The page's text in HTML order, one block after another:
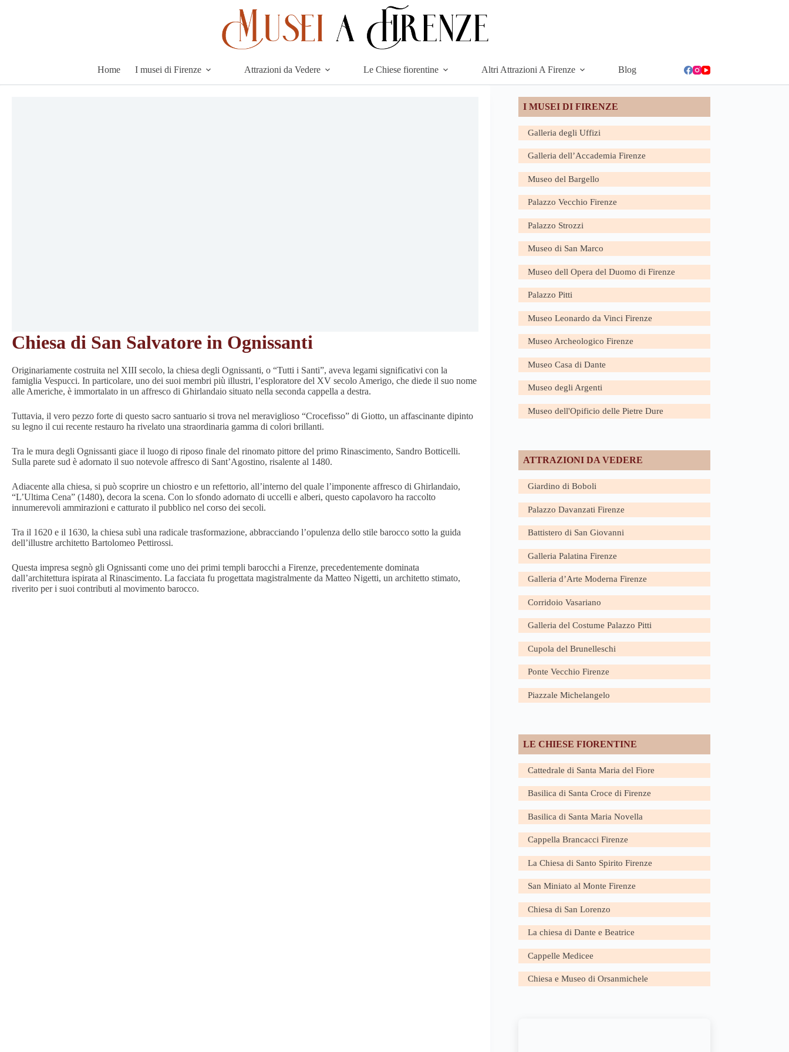
Home I musei di Firenze Attrazioni da Vedere Le Chiese fiorentine Altri Attrazioni A Firenze Blog
Chiesa di San Salvatore in Ognissanti
Originariamente costruita nel XIII secolo, la chiesa degli Ognissanti, o “Tutti i Santi”, aveva legami significativi con la
famiglia Vespucci. In particolare, uno dei suoi membri più illustri, l’esploratore del XV secolo Amerigo, che diede il suo nome
alle Americhe, è immortalato in un affresco di Ghirlandaio situato nella seconda cappella a destra.
Tuttavia, il vero pezzo forte di questo sacro santuario si trova nel meraviglioso “Crocefisso” di Giotto, un affascinante dipinto
su legno il cui recente restauro ha rivelato una straordinaria gamma di colori brillanti.
Tra le mura degli Ognissanti giace il luogo di riposo finale del rinomato pittore del primo Rinascimento, Sandro Botticelli.
Sulla parete sud è adornato il suo notevole affresco di Sant’Agostino, risalente al 1480.
Adiacente alla chiesa, si può scoprire un chiostro e un refettorio, all’interno del quale l’imponente affresco di Ghirlandaio,
“L’Ultima Cena” (1480), decora la scena. Con lo sfondo adornato di uccelli e alberi, questo capolavoro ha raccolto
innumerevoli ammirazioni e catturato il pubblico nel corso dei secoli.
Tra il 1620 e il 1630, la chiesa subì una radicale trasformazione, abbracciando l’opulenza dello stile barocco sotto la guida
dell’illustre architetto Bartolomeo Pettirossi.
Questa impresa segnò gli Ognissanti come uno dei primi templi barocchi a Firenze, precedentemente dominata
dall’architettura ispirata al Rinascimento. La facciata fu progettata magistralmente da Matteo Nigetti, un architetto stimato,
riverito per i suoi contributi al movimento barocco.
I MUSEI DI FIRENZE
Galleria degli Uffizi
Galleria dell’Accademia Firenze
Museo del Bargello
Palazzo Vecchio Firenze
Palazzo Strozzi
Museo di San Marco
Museo dell Opera del Duomo di Firenze
Palazzo Pitti
Museo Leonardo da Vinci Firenze
Museo Archeologico Firenze
Museo Casa di Dante
Museo degli Argenti
Museo dell'Opificio delle Pietre Dure
ATTRAZIONI DA VEDERE
Giardino di Boboli
Palazzo Davanzati Firenze
Battistero di San Giovanni
Galleria Palatina Firenze
Galleria d’Arte Moderna Firenze
Corridoio Vasariano
Galleria del Costume Palazzo Pitti
Cupola del Brunelleschi
Ponte Vecchio Firenze
Piazzale Michelangelo
LE CHIESE FIORENTINE
Cattedrale di Santa Maria del Fiore
Basilica di Santa Croce di Firenze
Basilica di Santa Maria Novella
Cappella Brancacci Firenze
La Chiesa di Santo Spirito Firenze
San Miniato al Monte Firenze
Chiesa di San Lorenzo
La chiesa di Dante e Beatrice
Cappelle Medicee
Chiesa e Museo di Orsanmichele